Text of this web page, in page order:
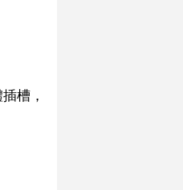
槽，